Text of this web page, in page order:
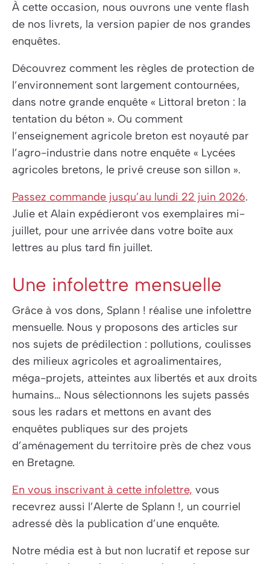
À cette occasion, nous ouvrons une vente flash
de nos livrets, la version papier de nos grandes
enquêtes.
Découvrez comment les règles de protection de
l’environnement sont largement contournées,
dans notre grande enquête « Littoral breton : la
tentation du béton ». Ou comment
l’enseignement agricole breton est noyauté par
l’agro-industrie dans notre enquête « Lycées
agricoles bretons, le privé creuse son sillon ».
Passez commande jusqu’au lundi 22 juin 2026.
Julie et Alain expédieront vos exemplaires mi-
juillet, pour une arrivée dans votre boîte aux
lettres au plus tard fin juillet.
Une infolettre mensuelle
Grâce à vos dons, Splann ! réalise une infolettre
mensuelle. Nous y proposons des articles sur
nos sujets de prédilection : pollutions, coulisses
des milieux agricoles et agroalimentaires,
méga-projets, atteintes aux libertés et aux droits
humains… Nous sélectionnons les sujets passés
sous les radars et mettons en avant des
enquêtes publiques sur des projets
d’aménagement du territoire près de chez vous
en Bretagne.
En vous inscrivant à cette infolettre, vous
recevrez aussi l’Alerte de Splann !, un courriel
adressé dès la publication d’une enquête.
Notre média est à but non lucratif et repose sur